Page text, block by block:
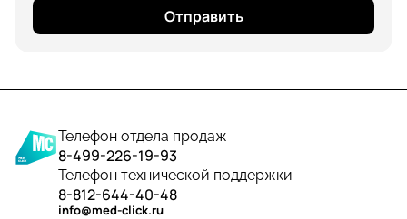
Отправить
Телефон отдела продаж
8-499-226-19-93
Телефон технической поддержки
8-812-644-40-48
info@med-click.ru